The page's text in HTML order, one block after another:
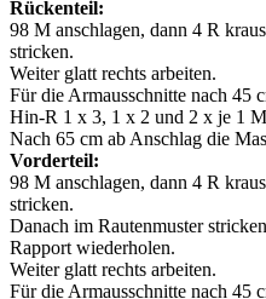
Rückenteil:
98 M anschlagen, dann 4 R
stricken.
Weiter glatt rechts arbeiten.
Für die Armausschnitte nach 45
Hin-R 1 x 3, 1 x 2 und 2 x je 1
Nach 65 cm ab Anschlag die
Vorderteil:
98 M anschlagen, dann 4 R
stricken.
Danach im Rautenmuster
Rapport wiederholen.
Weiter glatt rechts arbeiten.
Für die Armausschnitte nach 45